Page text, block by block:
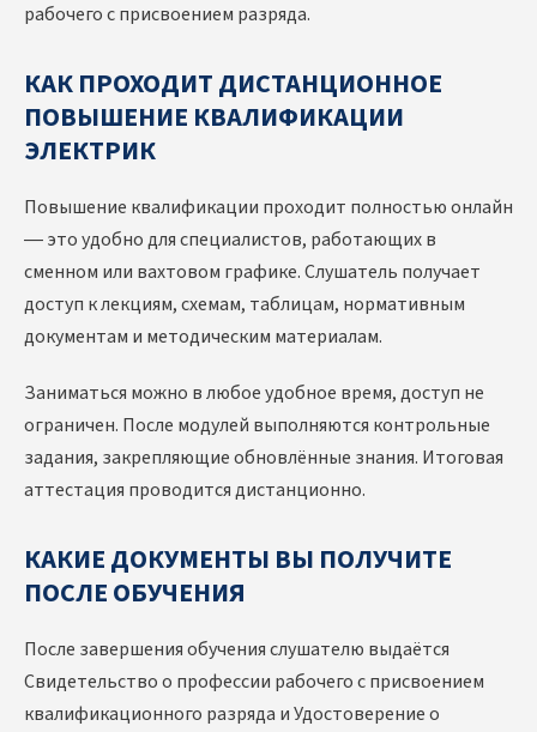
рабочего с присвоением разряда.
КАК ПРОХОДИТ ДИСТАНЦИОННОЕ
ПОВЫШЕНИЕ КВАЛИФИКАЦИИ
ЭЛЕКТРИК
Повышение квалификации проходит полностью онлайн
— это удобно для специалистов, работающих в
сменном или вахтовом графике. Слушатель получает
доступ к лекциям, схемам, таблицам, нормативным
документам и методическим материалам.
Заниматься можно в любое удобное время, доступ не
ограничен. После модулей выполняются контрольные
задания, закрепляющие обновлённые знания. Итоговая
аттестация проводится дистанционно.
КАКИЕ ДОКУМЕНТЫ ВЫ ПОЛУЧИТЕ
ПОСЛЕ ОБУЧЕНИЯ
После завершения обучения слушателю выдаётся
Свидетельство о профессии рабочего с присвоением
квалификационного разряда и Удостоверение о